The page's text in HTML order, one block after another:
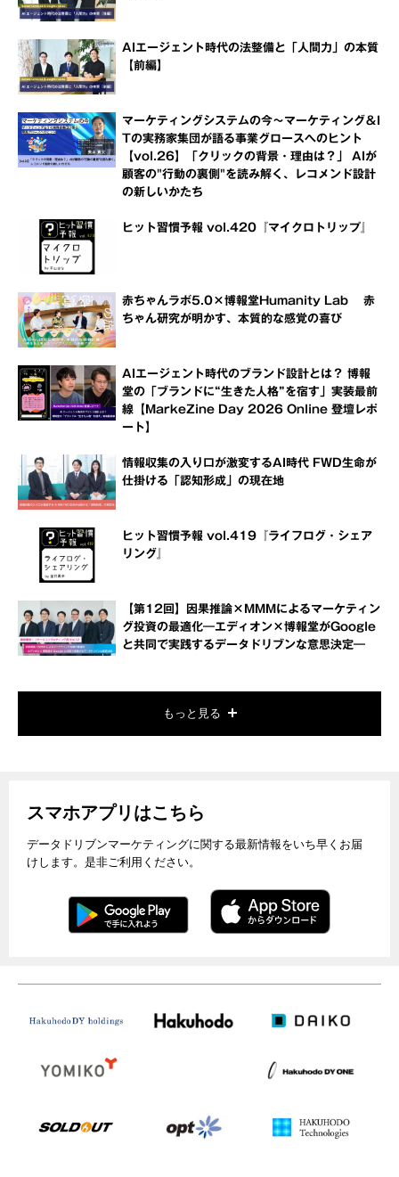
AIエージェント時代の法整備と「人間力」の本質
【前編】
マーケティングシステムの今～マーケティング＆I
Tの実務家集団が語る事業グロースへのヒント
【vol.26】「クリックの背景・理由は？」 AIが
顧客の"行動の裏側"を読み解く、レコメンド設計
の新しいかたち
ヒット習慣予報 vol.420『マイクロトリップ』
赤ちゃんラボ5.0×博報堂Humanity Lab 赤
ちゃん研究が明かす、本質的な感覚の喜び
AIエージェント時代のブランド設計とは？ 博報
堂の「ブランドに“生きた人格”を宿す」実装最前
線【MarkeZine Day 2026 Online 登壇レポ
ート】
情報収集の入り口が激変するAI時代 FWD生命が
仕掛ける「認知形成」の現在地
ヒット習慣予報 vol.419『ライフログ・シェア
リング』
【第12回】因果推論×MMMによるマーケティン
グ投資の最適化―エディオン×博報堂がGoogle
と共同で実践するデータドリブンな意思決定―
もっと見る
スマホアプリはこちら
データドリブンマーケティングに関する最新情報をいち早くお届
けします。是非ご利用ください。